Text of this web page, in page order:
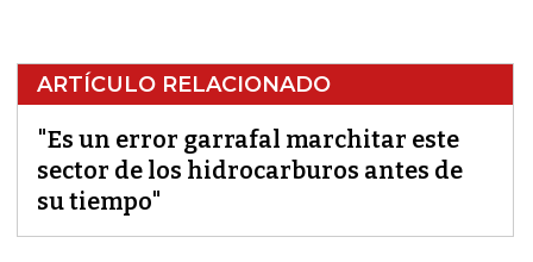
ARTÍCULO RELACIONADO
"Es un error garrafal marchitar este
sector de los hidrocarburos antes de
su tiempo"